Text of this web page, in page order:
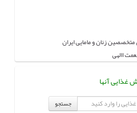
زنان و مامایی ایران
االهی
غذایی آنها
جستجو